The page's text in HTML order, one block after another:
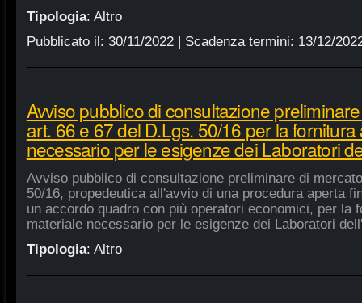
Tipologia: Altro
Pubblicato il: 30/11/2022| Scadenza termini: 13/12/
Avviso pubblico di consultazione
art. 66 e 67 del D.Lgs. 50/16 per la
necessario per le esigenze dei Laboratori
Avviso pubblico di consultazione preliminare di
50/16, propedeutica all'avvio di una procedura aperta
un accordo quadro con più operatori economici, per la
materiale necessario per le esigenze dei Laboratori
Tipologia: Altro